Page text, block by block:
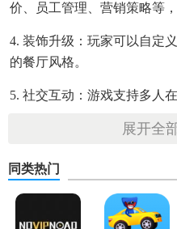
价、员工管理、营销策略等
4. 装饰升级：玩家可以自定
的餐厅风格。
5. 社交互动：游戏支持多人
展开全
同类热门